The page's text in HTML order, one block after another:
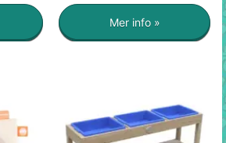
Mer info »